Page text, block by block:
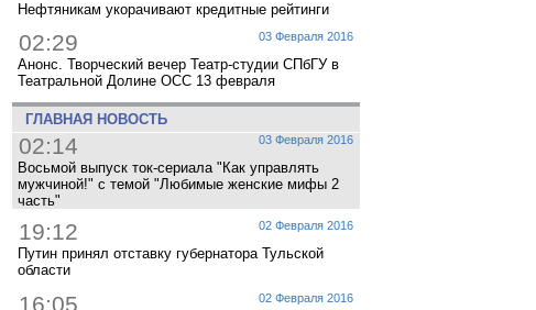
Нефтяникам укорачивают кредитные рейтинги
03 Февраля 2016
02:29
Анонс. Творческий вечер Театр-студии СПбГУ в
Театральной Долине ОСС 13 февраля
ГЛАВНАЯ НОВОСТЬ
03 Февраля 2016
02:14
Восьмой выпуск ток-сериала "Как управлять
мужчиной!" с темой "Любимые женские мифы 2
часть"
02 Февраля 2016
19:12
Путин принял отставку губернатора Тульской
области
02 Февраля 2016
16:05